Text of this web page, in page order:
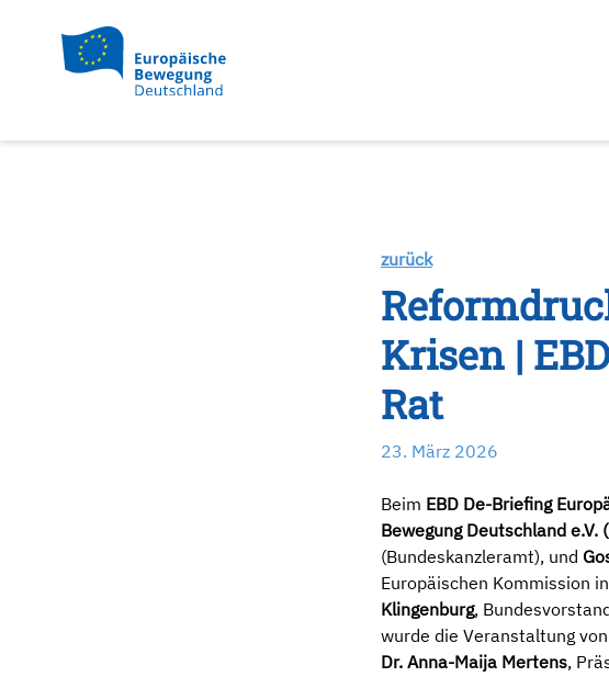
zurück
Krisen |
Rat
23. März 2026
Beim EBD De-Briefing
Bewegung Deutschland e.V.
(Bundeskanzleramt), und
Europäischen Kommission
Klingenburg,
wurde die Veranstaltung von
Dr. Anna-Maija Mertens,